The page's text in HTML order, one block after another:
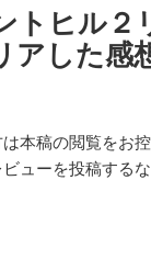
トヒル２
アした感
本稿の閲覧をお控
ビューを投稿する
レントヒル２リメ